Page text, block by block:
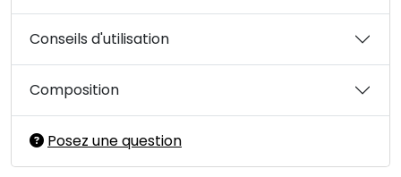
Conseils d'utilisation
Composition
Posez une question